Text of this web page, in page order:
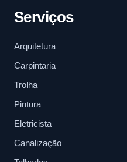
Serviços
Arquitetura
Carpintaria
Trolha
Pintura
Eletricista
Canalização